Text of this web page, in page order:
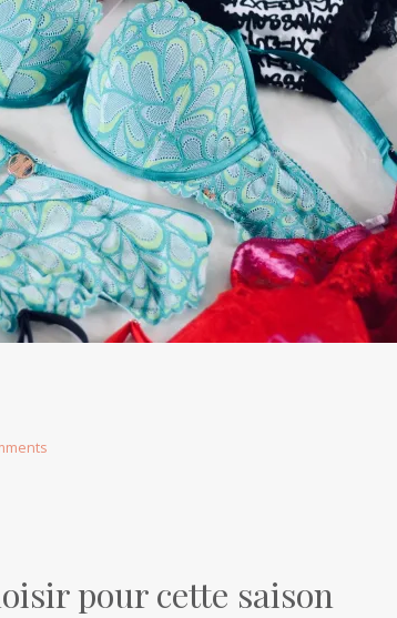
pour cette saison